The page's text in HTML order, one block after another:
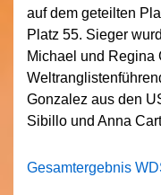
auf dem geteilten
Platz 55. Sieger
Michael und Regina
Gonzalez aus den
Sibillo und Anna
Gesamtergebnis